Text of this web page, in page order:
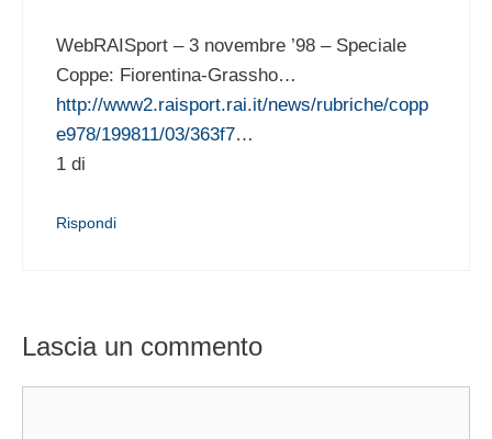
WebRAISport – 3 novembre ’98 – Speciale
Coppe: Fiorentina-Grassho…
http://www2.raisport.rai.it/news/rubriche/copp
e978/199811/03/363f7…
1 di
Rispondi
Lascia un commento